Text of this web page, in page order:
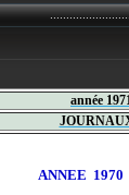
année
ANNEE 1970